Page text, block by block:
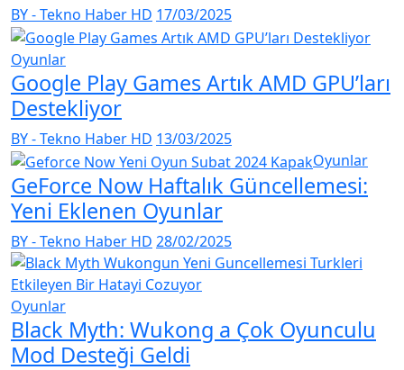
BY - Tekno Haber HD 17/03/2025
Oyunlar
Google Play Games Artık AMD GPU’ları
Destekliyor
BY - Tekno Haber HD 13/03/2025
Oyunlar
GeForce Now Haftalık Güncellemesi:
Yeni Eklenen Oyunlar
BY - Tekno Haber HD 28/02/2025
Oyunlar
Black Myth: Wukong a Çok Oyunculu
Mod Desteği Geldi